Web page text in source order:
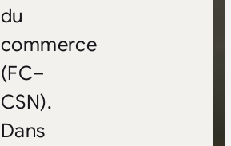
du
commerce
(FC–
CSN).
Dans